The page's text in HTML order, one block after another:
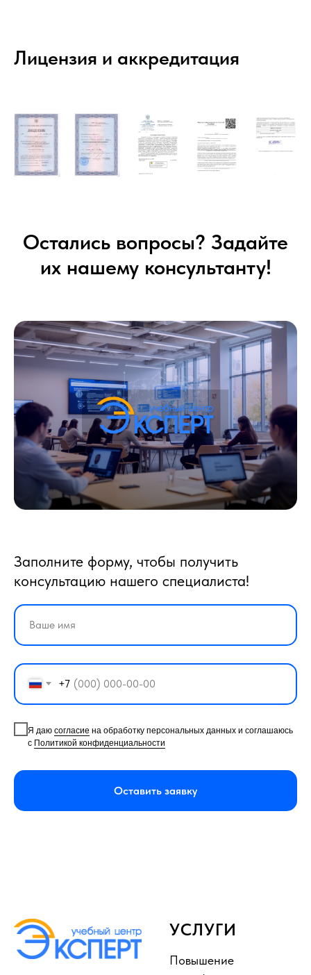
Лицензия и аккредитация
Остались вопросы? Задайте
их нашему консультанту!
Заполните форму, чтобы получить
консультацию нашего специалиста!
+7
Я даю согласие на обработку персональных данных и соглашаюсь
с Политикой конфиденциальности
Оставить заявку
УСЛУГИ
Повышение